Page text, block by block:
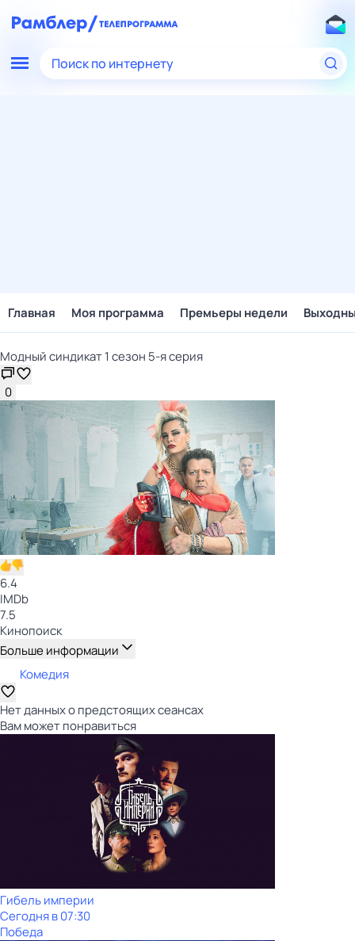
Поиск по интернету
Главная Моя программа Премьеры недели
Модный синдикат 1 сезон 5-я серия
0
6.4
IMDb
7.5
Кинопоиск
Больше информации
Комедия
Нет данных о предстоящих сеансах
Вам может понравиться
Гибель империи
Сегодня в 07:30
Победа